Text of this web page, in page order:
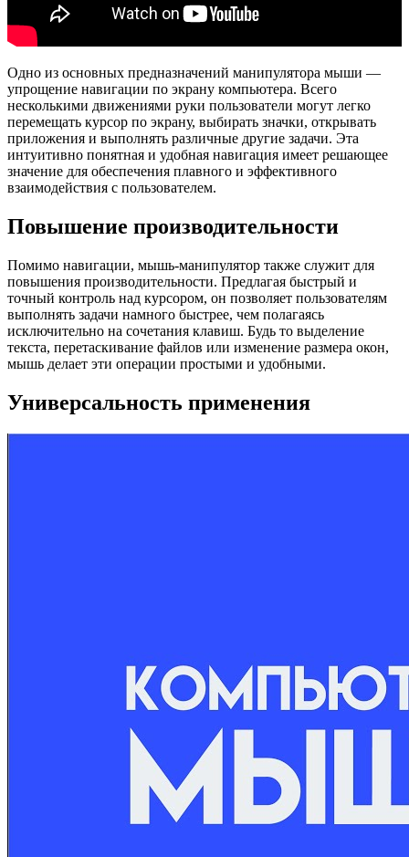
Одно из основных предназначений манипулятора мыши —
упрощение навигации по экрану компьютера. Всего
несколькими движениями руки пользователи могут легко
перемещать курсор по экрану, выбирать значки, открывать
приложения и выполнять различные другие задачи. Эта
интуитивно понятная и удобная навигация имеет решающее
значение для обеспечения плавного и эффективного
взаимодействия с пользователем.
Повышение производительности
Помимо навигации, мышь-манипулятор также служит для
повышения производительности. Предлагая быстрый и
точный контроль над курсором, он позволяет пользователям
выполнять задачи намного быстрее, чем полагаясь
исключительно на сочетания клавиш. Будь то выделение
текста, перетаскивание файлов или изменение размера окон,
мышь делает эти операции простыми и удобными.
Универсальность применения